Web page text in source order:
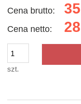
Cena brutto:
Cena netto:
szt.